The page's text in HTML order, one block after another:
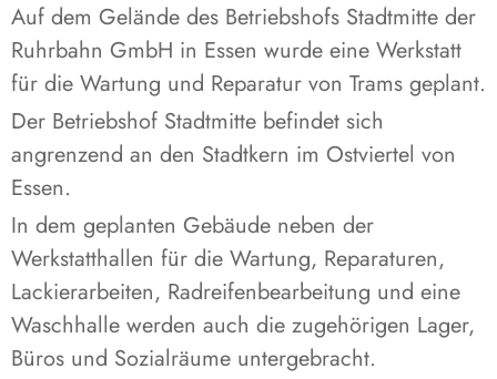
Auf dem Gelände des Betriebshofs Stadtmitte der
Ruhrbahn GmbH in Essen wurde eine Werkstatt
für die Wartung und Reparatur von Trams geplant.
Der Betriebshof Stadtmitte befindet sich
angrenzend an den Stadtkern im Ostviertel von
Essen.
In dem geplanten Gebäude neben der
Werkstatthallen für die Wartung, Reparaturen,
Lackierarbeiten, Radreifenbearbeitung und eine
Waschhalle werden auch die zugehörigen Lager,
Büros und Sozialräume untergebracht.